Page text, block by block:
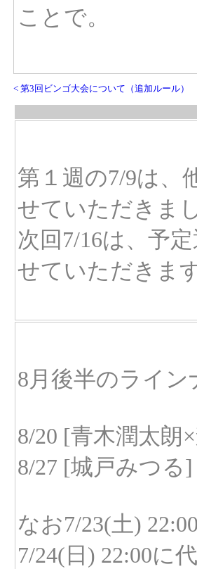
ことで。
< 第3回ビンゴ大会について（追加ルール）
第１週の7/9は、
せていただきま
次回7/16は、予
せていただきます
8月後半のライ
8/20 [青木潤太朗
8/27 [城戸みつ
なお7/23(土)
7/24(日) 22:00に